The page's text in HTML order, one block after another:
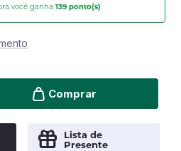
você ganha 139ponto(s)
Comprar
Lista de
Presente